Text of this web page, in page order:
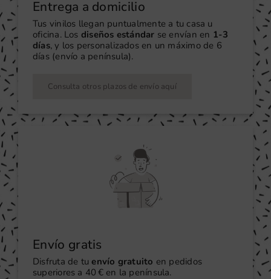
Entrega a domicilio
Tus vinilos llegan puntualmente a tu casa u
oficina. Los diseños estándar se envían en 1-3
días, y los personalizados en un máximo de 6
días (envío a península).
Consulta otros plazos de envío aquí
Envío gratis
Disfruta de tu envío gratuito en pedidos
superiores a 40 € en la península.